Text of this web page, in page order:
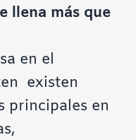
llena más que
en el
existen
principales en